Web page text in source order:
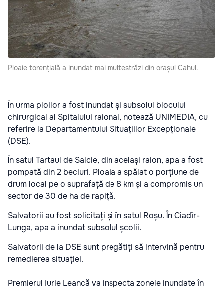
Ploaie torențială a inundat mai multestrăzi din orașul Cahul.
În urma ploilor a fost inundat și subsolul blocului
chirurgical al Spitalului raional, notează UNIMEDIA, cu
referire la Departamentului Situațiilor Excepționale
(DSE).
În satul Tartaul de Salcie, din același raion, apa a fost
pompată din 2 beciuri. Ploaia a spălat o porțiune de
drum local pe o suprafață de 8 km și a compromis un
sector de 30 de ha de rapiță.
Salvatorii au fost solicitați și în satul Roșu. În Ciadîr-
Lunga, apa a inundat subsolul școlii.
Salvatorii de la DSE sunt pregătiți să intervină pentru
remedierea situației.
Premierul Iurie Leancă va inspecta zonele inundate în